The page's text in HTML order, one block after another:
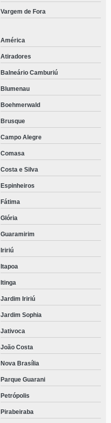
Vargem de Fora
América
Atiradores
Balneário Camburiú
Blumenau
Boehmerwald
Brusque
Campo Alegre
Comasa
Costa e Silva
Espinheiros
Fátima
Glória
Guaramirim
Iririú
Itapoa
Itinga
Jardim Iririú
Jardim Sophia
Jativoca
João Costa
Nova Brasília
Parque Guarani
Petrópolis
Pirabeiraba